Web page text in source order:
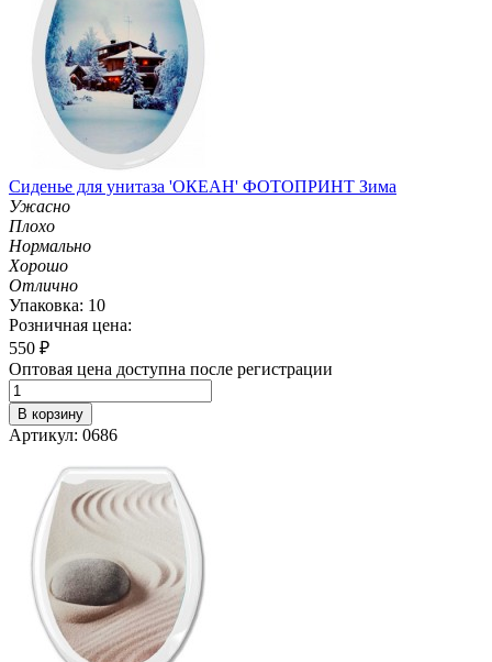
Сиденье для унитаза 'ОКЕАН' ФОТОПРИНТ Зима
Ужасно
Плохо
Нормально
Хорошо
Отлично
Упаковка: 10
Розничная цена:
550 ₽
Оптовая цена доступна после регистрации
В корзину
Артикул: 0686